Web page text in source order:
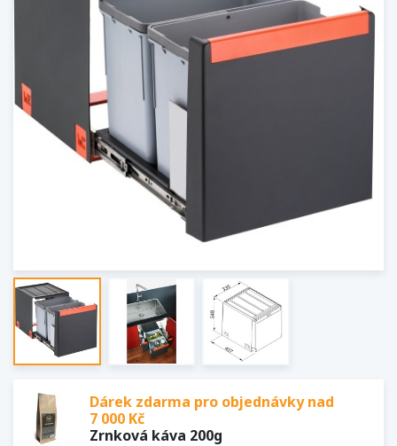
Dárek zdarma pro objednávky nad
7 000 Kč
Zrnková káva 200g